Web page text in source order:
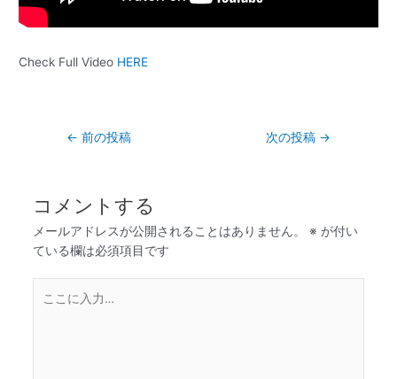
Check Full Video HERE
← 前の投稿 次の投稿 →
コメントする
メールアドレスが公開されることはありません。 ※ が付い
ている欄は必須項目です